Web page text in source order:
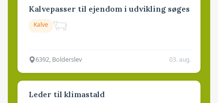
Kalvepasser til ejendom i udvikling søges
Kalve
6392, Bolderslev 03. aug.
Leder til klimastald